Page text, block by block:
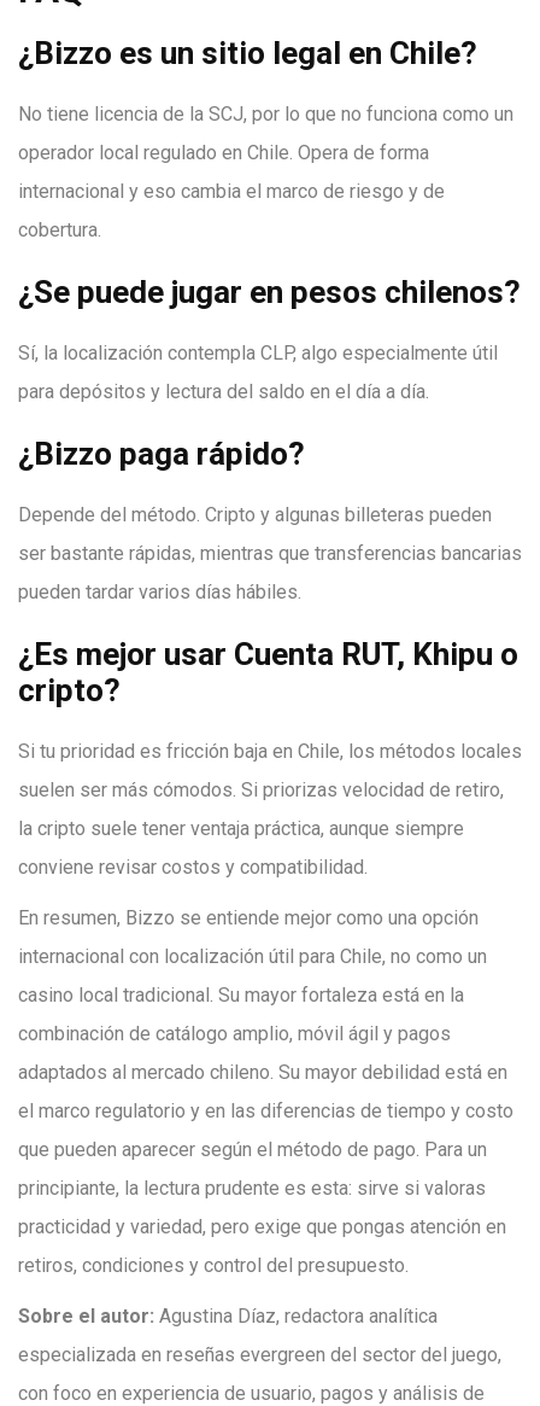
¿Bizzo es un sitio legal en Chile?
No tiene licencia de la SCJ, por lo que no funciona como un
operador local regulado en Chile. Opera de forma
internacional y eso cambia el marco de riesgo y de
cobertura.
¿Se puede jugar en pesos chilenos?
Sí, la localización contempla CLP, algo especialmente útil
para depósitos y lectura del saldo en el día a día.
¿Bizzo paga rápido?
Depende del método. Cripto y algunas billeteras pueden
ser bastante rápidas, mientras que transferencias bancarias
pueden tardar varios días hábiles.
¿Es mejor usar Cuenta RUT, Khipu o
cripto?
Si tu prioridad es fricción baja en Chile, los métodos locales
suelen ser más cómodos. Si priorizas velocidad de retiro,
la cripto suele tener ventaja práctica, aunque siempre
conviene revisar costos y compatibilidad.
En resumen, Bizzo se entiende mejor como una opción
internacional con localización útil para Chile, no como un
casino local tradicional. Su mayor fortaleza está en la
combinación de catálogo amplio, móvil ágil y pagos
adaptados al mercado chileno. Su mayor debilidad está en
el marco regulatorio y en las diferencias de tiempo y costo
que pueden aparecer según el método de pago. Para un
principiante, la lectura prudente es esta: sirve si valoras
practicidad y variedad, pero exige que pongas atención en
retiros, condiciones y control del presupuesto.
Sobre el autor: Agustina Díaz, redactora analítica
especializada en reseñas evergreen del sector del juego,
con foco en experiencia de usuario, pagos y análisis de